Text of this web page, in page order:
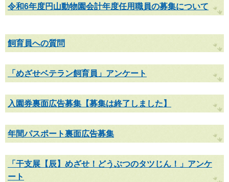
令和6年度円山動物園会計年度任用職員の募集について
飼育員への質問
「めざせベテラン飼育員」アンケート
入園券裏面広告募集【募集は終了しました】
年間パスポート裏面広告募集
「干支展【辰】めざせ！どうぶつのタツじん！」アンケ
ート